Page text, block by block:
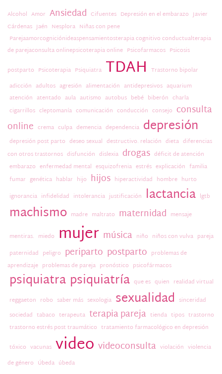
Alcohol Amor Ansiedad Cifuentes Depresión en el embarazo Javier
Cárdenas Jaén Nesplora Niñas con pene
Parejaamorcogniciónideaspensamientosterapia cognitivo conductualterapia
de parejaconsulta onlinepsicoterapia online Psicofarmacos Psicosis
postparto Psicoterapia Psiquiatra TDAH Trastorno bipolar
adicción adultos agresión alimentación antidepresivos aquarium
atención atentado aula autismo autobus bebé biberón charla
cigarrillos cleptomanía comunicación conducción consejo consulta
online crema culpa demencia dependencia depresión
depresión post parto deseo sexual destructivo. relación dieta diferencias
con otros trastornos disfunción dislexia drogas déficit de atención
embarazo enfermedad mental esquizofrenia estrés explicación familia
fumar genética hablar hijo hijos hiperactividad hombre hurto
ignorancia infidelidad intolerancia justificación lactancia lgtb
machismo madre maltrato maternidad mensaje
mentiras. miedo mujer música niño niños con vulva pareja
paternidad peligro periparto postparto problemas de
aprendizaje problemas de pareja pronóstico psicofármacos
psiquiatra psiquiatría que es quien realidad virtual
reggaeton robo saber más sexologia sexualidad sinceridad
sociedad tabaco terapeuta terapia pareja tienda tipos trastorno
trastorno estrés post traumático tratamiento farmacológico en depresión
tóxico vacunas video videoconsulta violación violencia
de género Úbeda úbeda